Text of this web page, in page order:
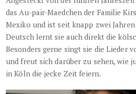
das Au-pair-Maedchen der Familie
Mexiko und ist seit knapp zwei
Deutsch lernt sie auch direkt die
Besonders gerne singt sie die Lieder
und freut sich darüber zu sehen, wie
in Köln die jecke Zeit feiern.